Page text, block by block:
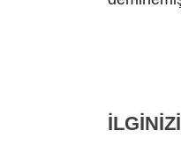
İLGİNİZİ